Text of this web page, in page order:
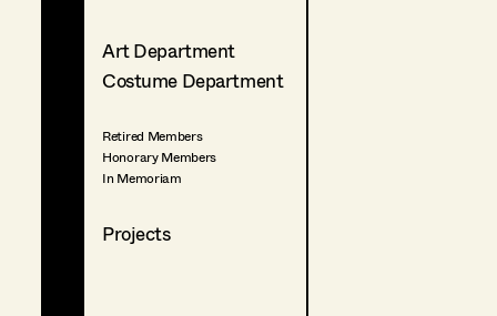
Art Department
Costume Department
Retired Members
Honorary Members
In Memoriam
Projects